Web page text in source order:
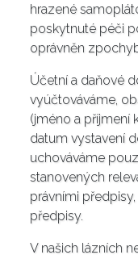
hrazené
poskytnuté péči
oprávněn
Účetní a daňové
vyúčtováváme,
(jméno a příjmení
datum vystavení
uchováváme
stanovených
právními
předpisy.
V našich lázních